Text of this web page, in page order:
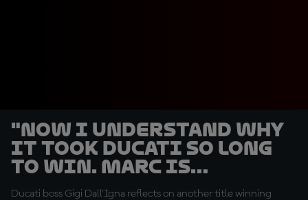
"Now I understand why
it took Ducati so long
to win. Marc is
unbelievable"
Ducati boss Gigi Dall'Igna reflects on another title winning